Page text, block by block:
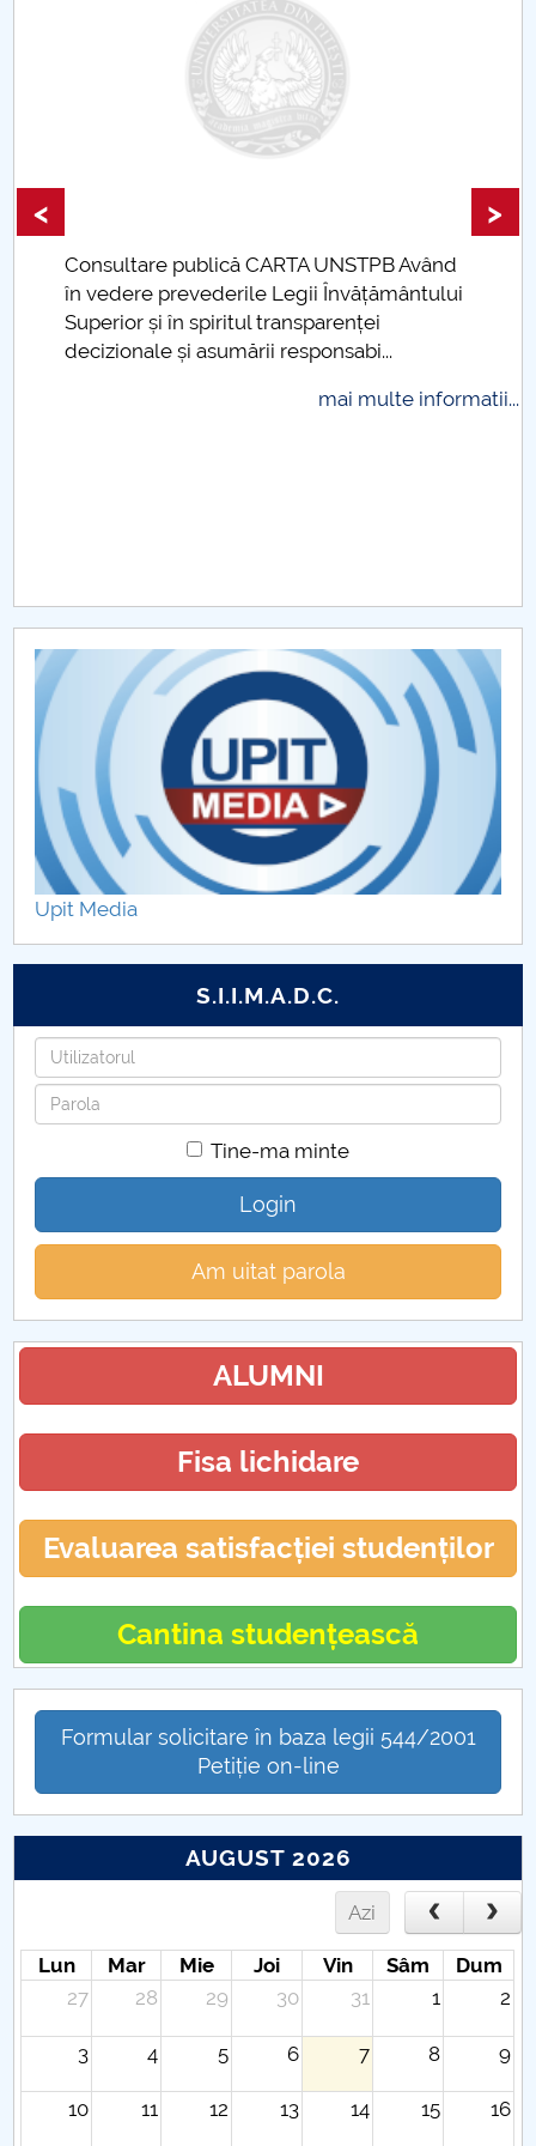
Proiecte internaționale 2021
Proiecte internaționale 2020
Proiecte internaționale 2019
Proiecte internaționale 2012
Proiecte internaționale 2013
Proiecte internaționale 2023
UNSTPB Având
Învățământului
Taxe de școlarizare
plăti și cu cardul
< >
Upit Media
S.I.I.M.A.D.C.
Utilizatorul
Parola
Tine-ma minte
Login
Am uitat parola
ALUMNI
Fisa lichidare
Evaluarea satisfacției studenților
Cantina studențească
Formular solicitare în baza legii 544/2001
Petiție on-line
AUGUST 2026
Azi
Lun Mar Mie Joi Vin Sâm
Dum
27
28 29 30 31 1 2
3 4 5 6 7 8 9
10 11 12 13 14 15 16